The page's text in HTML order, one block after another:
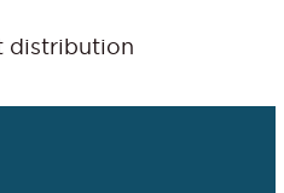
distribution